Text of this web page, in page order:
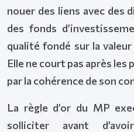
nouer des liens avec des
des fonds
qualité fondé sur la
Elle ne court pas après
par la cohérence de son
La règle d’or du MP
solliciter avant